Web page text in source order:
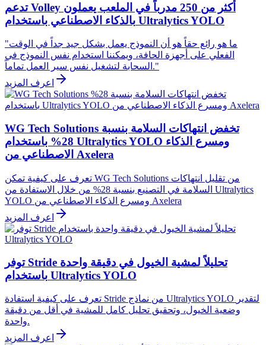
تدعم Volley أكثر من 250 مدرباً في الملعب يعملون
بالذكاء الاصطناعي باستخدام Ultralytics YOLO
"ما هو رائع حقاً هو أن النموذج يعمل بشكل جيد جداً في الوقت
الفعلي على أجهزة الحافة، ويمكننا استخدام نفس النموذج في
السحابة لتشغيل نفس سير العمل تماماً."
اعرف المزيد
WG Tech Solutions تخفض انتهاكات السلامة بنسبة
28% باستخدام Ultralytics YOLO ومسرع الذكاء
الاصطناعي من Axelera
تعرف على كيفية تمكن WG Tech Solutions من تقليل انتهاكات
السلامة في التصنيع بنسبة 28% من خلال الاستفادة من Ultralytics
YOLO ومسرع الذكاء الاصطناعي من Axelera
اعرف المزيد
توفر Stride تحليلاً لمشية الخيول في دقيقة واحدة
باستخدام Ultralytics YOLO
تعرف على كيفية استفادة Stride من نماذج Ultralytics YOLO لتقدير
وضعية الخيول، وتحقيق تحليل كامل للمشية في أقل من دقيقة
واحدة.
اعرف المزيد